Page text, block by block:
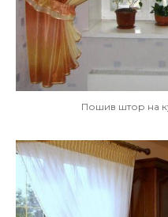
Пошив штор на